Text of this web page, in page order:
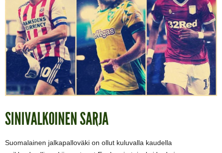
SINIVALKOINEN SARJA
Suomalainen jalkapalloväki on ollut kuluvalla kaudella